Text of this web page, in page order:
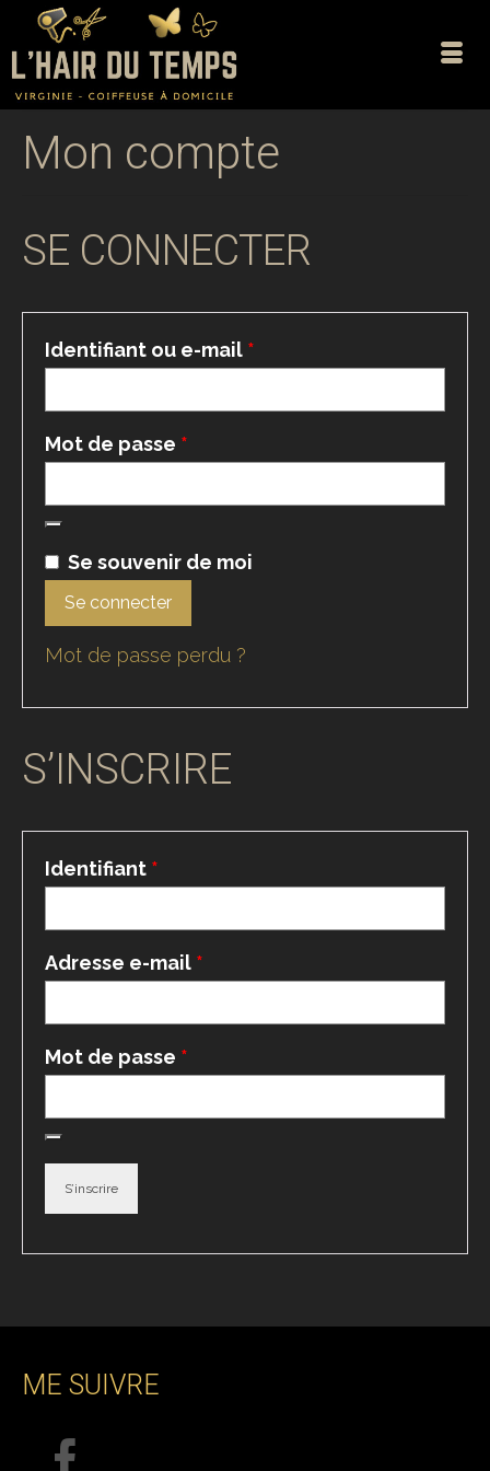
Mon compte
SE CONNECTER
Identifiant ou e-mail *
Mot de passe *
Alternative:
Se souvenir de moi
Se connecter
Mot de passe perdu ?
S’INSCRIRE
Identifiant *
Adresse e-mail *
Mot de passe *
S’inscrire
ME SUIVRE